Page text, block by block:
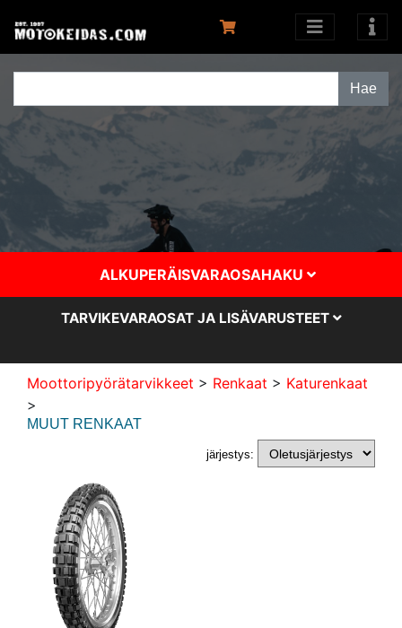
ALKUPERÄISVARAOSAHAKU
TARVIKEVARAOSAT JA LISÄVARUSTEET
Moottoripyörätarvikkeet > Renkaat > Katurenkaat
>
MUUT RENKAAT
järjestys: